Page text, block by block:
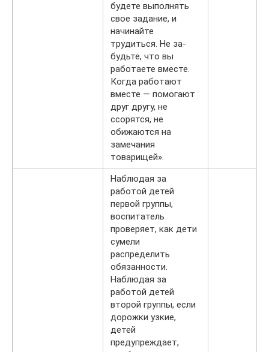
будете выполнять
свое задание, и
начинайте
трудиться. Не за­
будьте, что вы
работаете вместе.
Когда работают
вместе — помогают
друг другу, не
ссорятся, не
обижаются на
замечания
товарищей».
Наблюдая за
работой детей
первой группы,
воспитатель
проверяет, как дети
сумели
распределить
обязанности.
Наблюдая за
работой детей
второй группы, если
дорожки узкие,
детей
предупреждает,